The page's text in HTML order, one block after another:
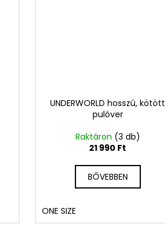
UNDERWORLD hosszú, kötött
pulóver
Raktáron (3 db)
21 990 Ft
BŐVEBBEN
ONE SIZE